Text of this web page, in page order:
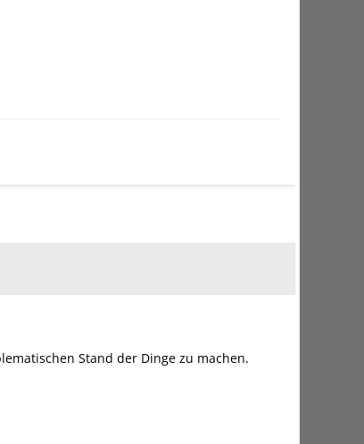
Stand der Dinge zu machen.